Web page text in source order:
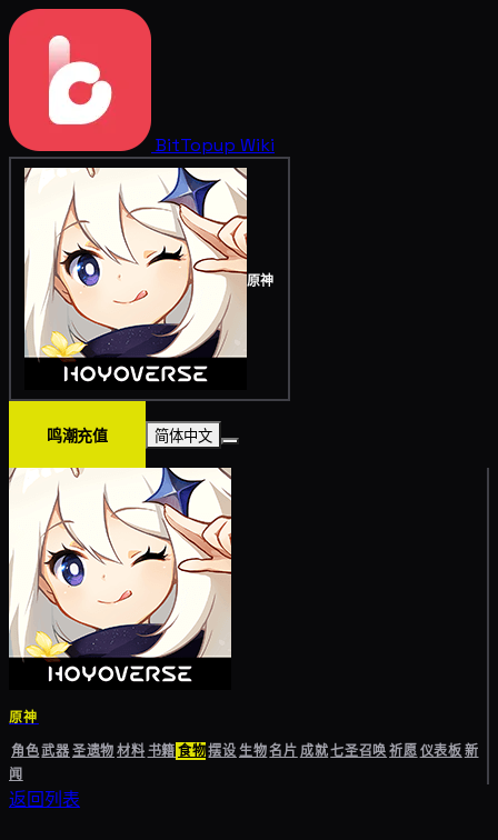
BitTopup Wiki
原神
鸣潮充值 简体中文
原神
角色武器圣遗物材料书籍食物摆设生物名片成就七圣召唤祈愿仪表板新
闻
返回列表